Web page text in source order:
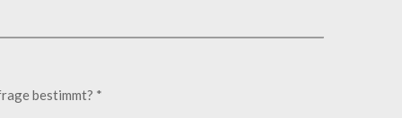
bestimmt? *